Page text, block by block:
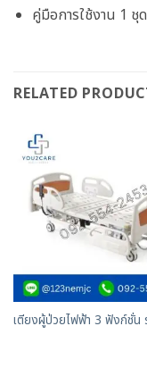
คู่มือการใช้งาน 1 ชุด
RELATED
เตียงผู้ป่วยไฟฟ้า 3 ฟังก์ชั่น